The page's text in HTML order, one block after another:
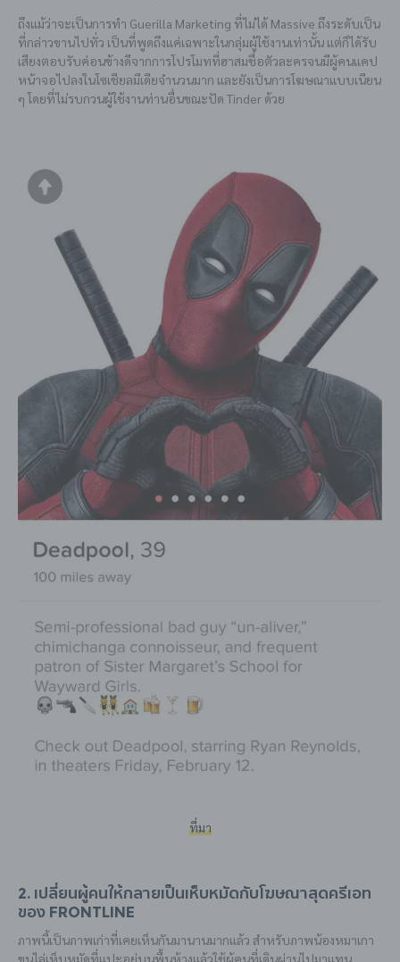
ถึงแม้ว่าจะเป็นการทำ Guerilla Marketing ที่ไม่ได้ Massive ถึงระดับเป็น
ที่กล่าวขานไปทั่ว เป็นที่พูดถึงแค่เฉพาะในกลุ่มผู้ใช้งานเท่านั้น แต่ก็ได้รับ
เสียงตอบรับค่อนข้างดีจากการโปรโมทที่ฮาสมชื่อตัวละครจนมีผู้คนแคป
หน้าจอไปลงในโซเชียลมีเดียจำนวนมาก และยังเป็นการโฆษณาแบบเนียน
ๆ โดยที่ไม่รบกวนผู้ใช้งานท่านอื่นขณะปัด Tinder ด้วย
ที่มา
2. เปลี่ยนผู้คนให้กลายเป็นเห็บหมัดกับโฆษณาสุดครีเอท
ของ Frontline
ภาพนี้เป็นภาพเก่าที่เคยเห็นกันมานานมากแล้ว สำหรับภาพน้องหมาเกา
ขนไล่เห็บหมัดที่แปะอยู่บนพื้นห้างแล้วใช้ผู้คนที่เดินผ่านไปมาแทน